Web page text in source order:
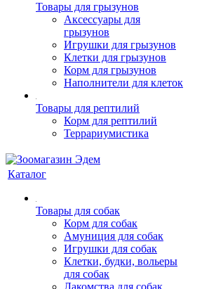
Товары для грызунов
Аксессуары для
грызунов
Игрушки для грызунов
Клетки для грызунов
Корм для грызунов
Наполнители для клеток
Товары для рептилий
Корм для рептилий
Террариумистика
Каталог
Товары для собак
Корм для собак
Амуниция для собак
Игрушки для собак
Клетки, будки, вольеры
для собак
Лакомства для собак